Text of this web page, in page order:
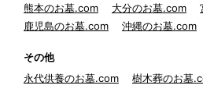
熊本のお墓.com
大分のお墓.com
鹿児島のお墓.com
沖縄のお墓.com
その他
永代供養のお墓.com
樹木葬のお墓